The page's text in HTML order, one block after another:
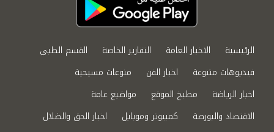
الرئيسية الاخبار العامة التقارير الخاصة
القسم الطبي
فيديوهات متنوعة
اخبار الفن
منوعات مسيحية
اخبار الرياضة
مطبخ الموقع
مواضيع عامة
الاقتصاد والبورصة
كمبيوتر وموبايل
اخبار الحق والضلال